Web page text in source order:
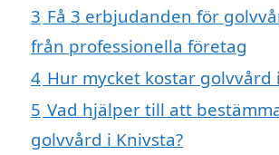
3 Få 3 erbjudanden för
från professionella företag
4 Hur mycket kostar golvvård
5 Vad hjälper till att
golvvård i Knivsta?